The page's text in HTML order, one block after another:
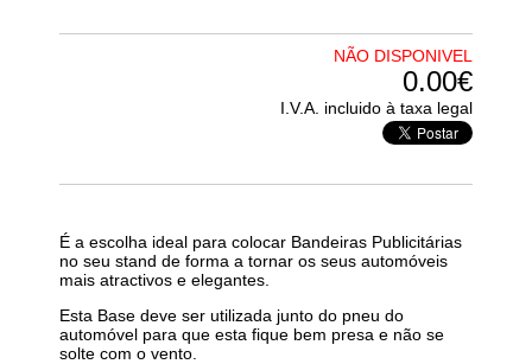
NÃO DISPONIVEL
0.00€
I.V.A. incluido à taxa legal
É a escolha ideal para colocar Bandeiras Publicitárias
no seu stand de forma a tornar os seus automóveis
mais atractivos e elegantes.
Esta Base deve ser utilizada junto do pneu do
automóvel para que esta fique bem presa e não se
solte com o vento.